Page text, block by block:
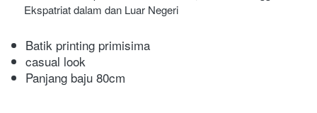
Ekspatriat dalam dan Luar Negeri
Batik printing primisima
casual look
Panjang baju 80cm